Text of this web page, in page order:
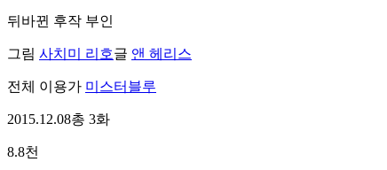
뒤바뀐 후작 부인
그림 사치미 리호글 앤 헤리스
전체 이용가 미스터블루
2015.12.08총 3화
8.8천